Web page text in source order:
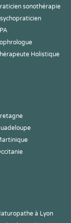
sonothérapie
Holistique
à Lyon